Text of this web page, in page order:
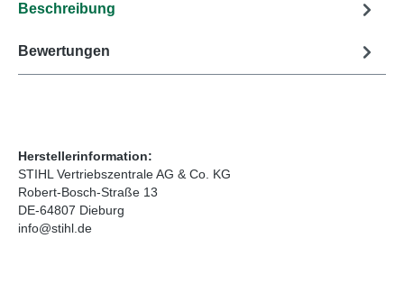
Beschreibung
Bewertungen
Herstellerinformation:
STIHL Vertriebszentrale AG & Co. KG
Robert-Bosch-Straße 13
DE-64807 Dieburg
info@stihl.de